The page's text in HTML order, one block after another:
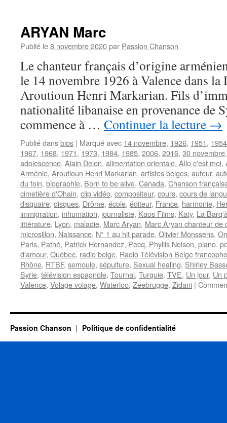
ARYAN Marc
Publié le8 novembre 2020par Passion Chanson
Le chanteur français d’origine
le 14 novembre 1926 à Valence dans
Aroutioun Henri Markarian. Fils
nationalité libanaise en provenance de
commence à … Continuer la lecture →
Publié dansbios | Marqué avec 14 novembre, 1926, 1951, 1954
1967, 1968, 1971, 1973, 1984, 1985, 2006, 2016, 30 novembre
adolescence, Alain Delon, alimentation orientale, Allo c'est moi,
Arménie, Aroutioun Henri Markarian, artistes belges, auteur,
du foin, biographie, Born to be alive, Canada, Chanson
cimetière d'Ohain, clip vidéo, compositeur, cours, cours de
disquaire, disques, Drôme, école, éditeur, France, harmonie,
immigration, inhumation, journaliste, Kaos Films, Katy, La
littérature, Lyon, maladie, Marc Aryan, Marc Aryan chanteur de
microsillon, Naissance, N° 1 au hit parade, Olivier Monssens,
Paris, Pathé, Patrick Hernandez, Pecq, Phyllis Nelson, piano,
d'amour, Québec, radio belge, Radio Télévision Belge
Rhône, RTBF, semoule, sépulture, Sexual healing, Shirley
Syrie, télévision espagnole, Tournai, Turquie, TVE, Un jour, Un
Valence, Volage volage, Waterloo, Zeebrugge, Zidani |
Passion Chanson Politique de confidentialité